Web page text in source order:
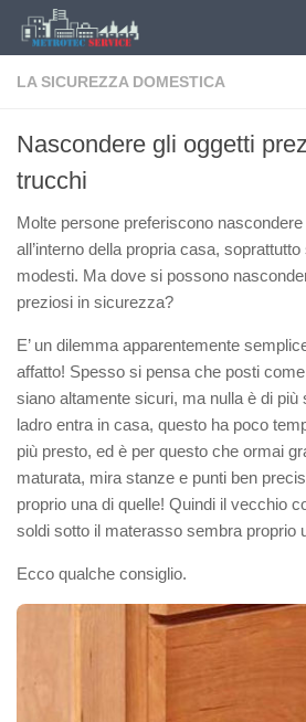
Salta al contenuto
LA SICUREZZA DOMESTICA
Nascondere gli oggetti
trucchi
Molte persone preferiscono
all’interno della propria casa,
modesti. Ma dove si possono
preziosi in sicurezza?
E’ un dilemma apparentemente
affatto! Spesso si pensa che posti
siano altamente sicuri, ma nulla è di più
ladro entra in casa, questo ha poco
più presto, ed è per questo che ormai
maturata, mira stanze e punti ben
proprio una di quelle! Quindi il vecchio
soldi sotto il materasso sembra proprio
Ecco qualche consiglio.